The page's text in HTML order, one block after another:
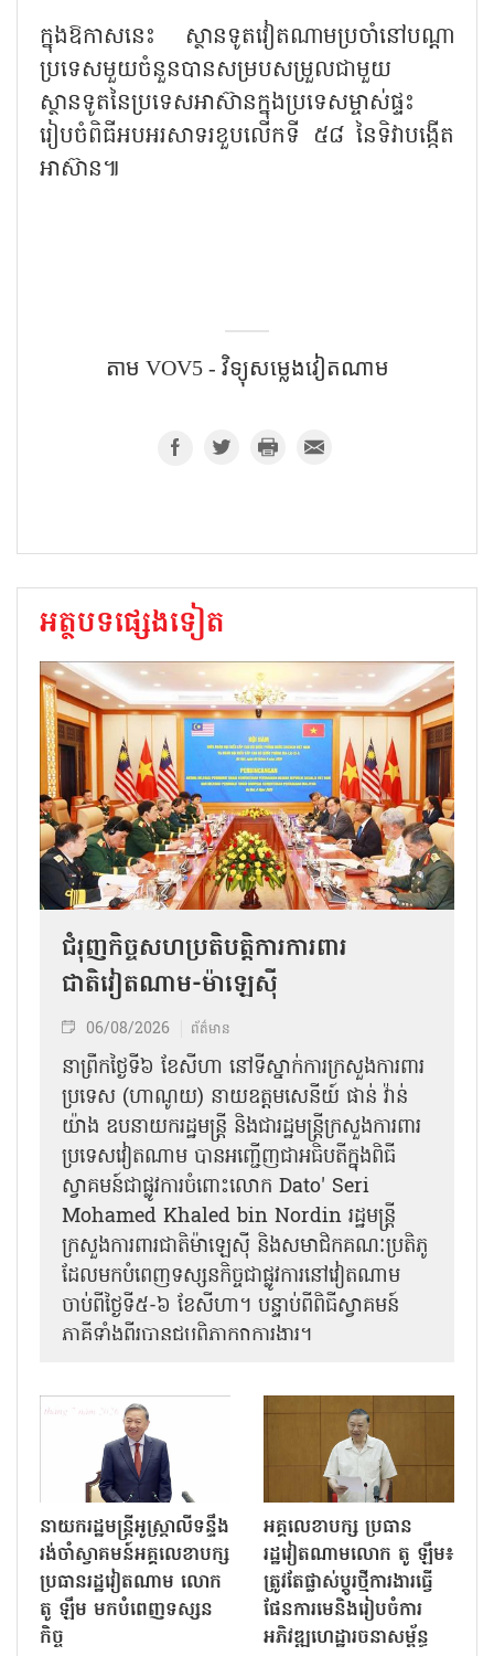
ក្នុងឱកាសនេះ ស្ថានទូតវៀតណាមប្រចាំនៅបណ្តា
ប្រទេសមួយចំនួនបានសម្របសម្រួលជាមួយ
ស្ថានទូតនៃប្រទេសអាស៊ានក្នុងប្រទេសម្ចាស់ផ្ទះ
រៀបចំពិធីអបអរសាទរខួបលើកទី ៥៨ នៃទិវាបង្កើត
អាស៊ាន៕
តាម​ VOV5 - វិទ្យុសម្លេងវៀតណាម
អត្ថបទផ្សេងទៀត
ជំរុញកិច្ចសហប្រតិបត្តិការការពារ
ជាតិវៀតណាម-ម៉ាឡេស៊ី
06/08/2026 ព័ត៌មាន
នា​ព្រឹកថ្ងៃទី៦ ខែសីហា នៅទីស្នាក់ការក្រសួងការពារ
ប្រទេស (ហាណូយ) នាយឧត្តមសេនីយ៍ ផាន់ វ៉ាន់
យ៉ាង ឧបនាយករដ្ឋមន្ត្រី និងជារដ្ឋមន្ត្រីក្រសួងការពារ
ប្រទេសវៀតណាម បានអញ្ជើញជាអធិបតីក្នុងពិធី
ស្វាគមន៍ជាផ្លូវការ​ចំពោះលោក Dato' Seri
Mohamed Khaled bin Nordin រដ្ឋមន្ត្រី
ក្រសួងការពារជាតិម៉ាឡេស៊ី និងសមាជិកគណៈប្រតិភូ
ដែលមកបំពេញទស្សនកិច្ចជាផ្លូវការនៅវៀតណាម
ចាប់ពីថ្ងៃទី៥-៦ ខែសីហា។ បន្ទាប់ពីពិធីស្វាគមន៍
ភាគីទាំងពីរបានជួបពិភាក្សាការងារ​។
នាយករដ្ឋមន្ត្រីអូស្ត្រាលីទន្ទឹង
រង់ចាំស្វាគមន៍អគ្គលេខាបក្ស
ប្រធានរដ្ឋវៀតណាម លោក
តូ ឡឹម មកបំពេញទស្សន
កិច្ច
អគ្គលេខាបក្ស ប្រធាន
រដ្ឋវៀតណាមលោក តូ ឡឹម៖
ត្រូវតែផ្លាស់ប្ដូរថ្មីការងារធ្វើ
ផែនការមេនិងរៀបចំការ
អភិវឌ្ឍហេដ្ឋារចនាសម្ព័ន្ធ